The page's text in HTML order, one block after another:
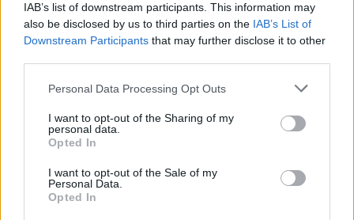
IAB’s list of downstream participants. This information may
also be disclosed by us to third parties on the IAB’s List of
Downstream Participants that may further disclose it to other
Personal Data Processing Opt Outs
I want to opt-out of the Sharing of my
personal data.
Opted In
I want to opt-out of the Sale of my
Personal Data.
Opted In
Valle d’Aosta, viaggio tra Fontina DOP, vini e sapori
autentici. Parte 2: la montagna del latte, dove
nasce la Fontina DOP